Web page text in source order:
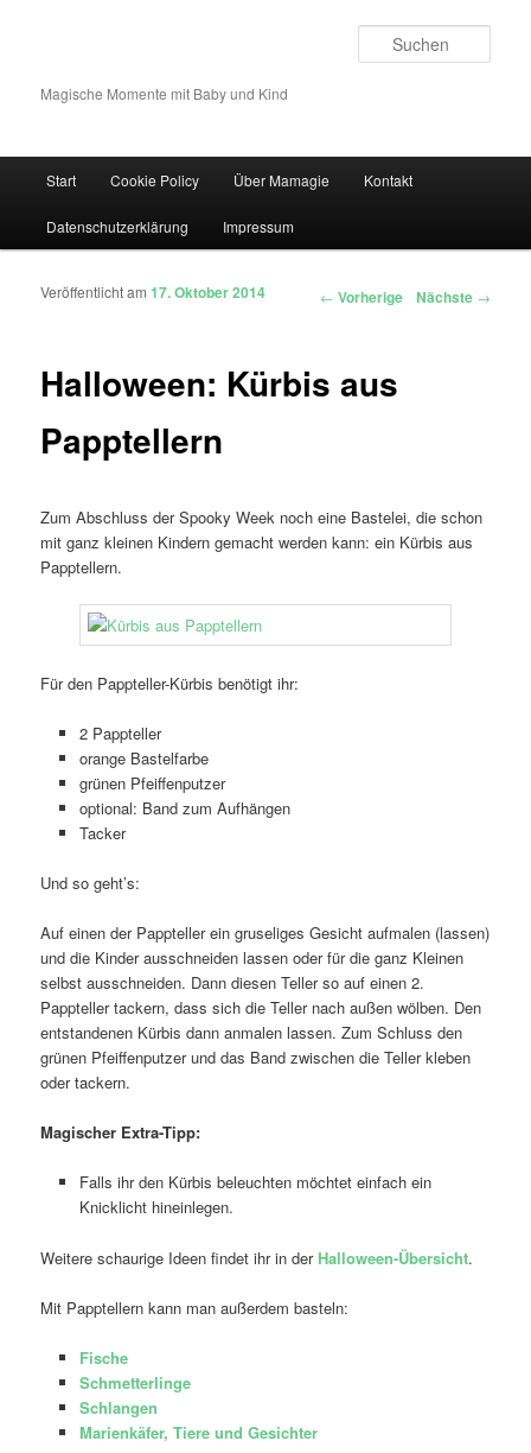
Magische Momente mit Baby und Kind
Zum Inhalt wechseln
Zum sekundären Inhalt wechseln
Start Cookie Policy Über Mamagie Kontakt
Datenschutzerklärung Impressum
Artikelnavigation ← Vorherige Nächste →
Halloween: Kürbis aus
Papptellern
Veröffentlicht am17. Oktober 2014
Zum Abschluss der Spooky Week noch eine Bastelei, die schon
mit ganz kleinen Kindern gemacht werden kann: ein Kürbis aus
Papptellern.
Für den Pappteller-Kürbis benötigt ihr:
2 Pappteller
orange Bastelfarbe
grünen Pfeiffenputzer
optional: Band zum Aufhängen
Tacker
Und so geht’s:
Auf einen der Pappteller ein gruseliges Gesicht aufmalen (lassen)
und die Kinder ausschneiden lassen oder für die ganz Kleinen
selbst ausschneiden. Dann diesen Teller so auf einen 2.
Pappteller tackern, dass sich die Teller nach außen wölben. Den
entstandenen Kürbis dann anmalen lassen. Zum Schluss den
grünen Pfeiffenputzer und das Band zwischen die Teller kleben
oder tackern.
Magischer Extra-Tipp:
Falls ihr den Kürbis beleuchten möchtet einfach ein
Knicklicht hineinlegen.
Weitere schaurige Ideen findet ihr in derHalloween-Übersicht.
Mit Papptellern kann man außerdem basteln:
Fische
Schmetterlinge
Schlangen
Marienkäfer, Tiere und Gesichter